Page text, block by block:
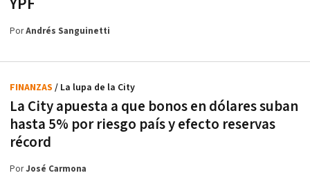
YPF
PorAndrés Sanguinetti
La City apuesta a que bonos en dólares suban
hasta 5% por riesgo país y efecto reservas
récord
FINANZAS / La lupa de la City
PorJosé Carmona